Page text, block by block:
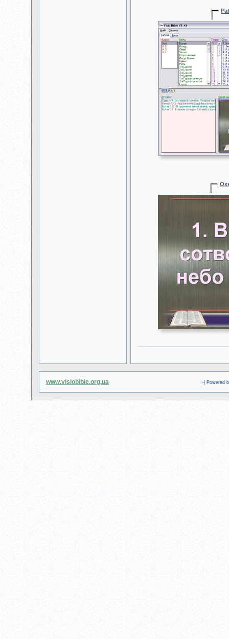
www.visiobible.org.ua -| Powered